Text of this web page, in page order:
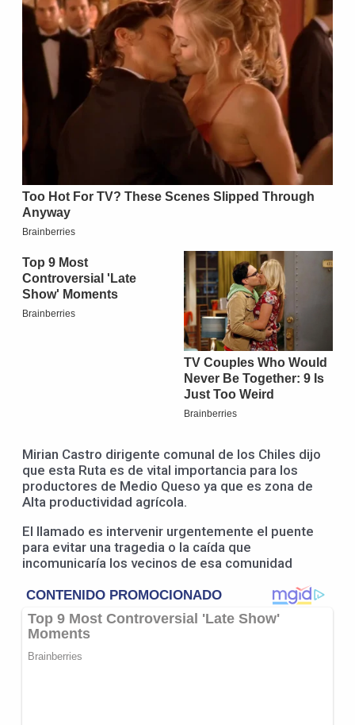
Mirian Castro dirigente comunal de los Chiles dijo
que esta Ruta es de vital importancia para los
productores de Medio Queso ya que es zona de
Alta productividad agrícola.
El llamado es intervenir urgentemente el puente
para evitar una tragedia o la caída que
incomunicaría los vecinos de esa comunidad